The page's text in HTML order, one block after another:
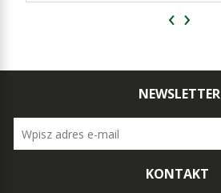
‹ ›
NEWSLETTER
KONTAKT